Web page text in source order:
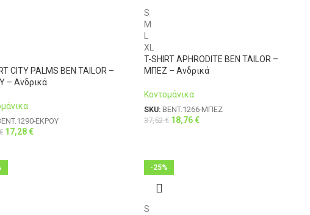
CITY PALMS BEN TAILOR –
– Ανδρικά
ΕΚΡΟΥ
17,28€
S
M
XL
T-SHIRT APHRODITE BEN TAILOR –
ΜΠΕΖ – Ανδρικά
Κοντομάνικα
SKU: BENT.1266-ΜΠΕΖ
37,52€ 18,76€
-25%
S